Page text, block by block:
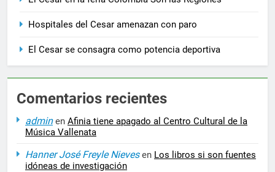
Hospitales del Cesar amenazan con paro
El Cesar se consagra como potencia deportiva
Comentarios recientes
adminen Afinia tiene apagado al Centro Cultural de la
Música Vallenata
Hanner José Freyle Nievesen Los libros si son fuentes
idóneas de investigación